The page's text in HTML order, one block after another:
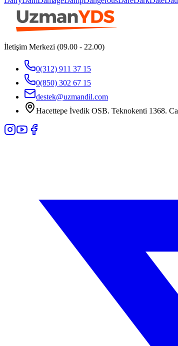
İletişim Merkezi (09.00 - 22.00)
0(312) 911 37 15
0(850) 302 67 15
destek@uzmandil.com
Hacettepe İvedik OSB. Teknokenti 1368.